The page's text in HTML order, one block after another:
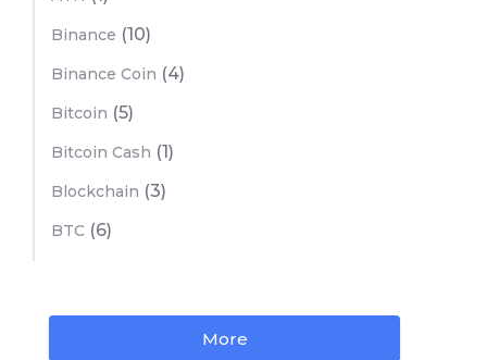
Binance (10)
Binance Coin (4)
Bitcoin (5)
Bitcoin Cash (1)
Blockchain (3)
BTC (6)
More